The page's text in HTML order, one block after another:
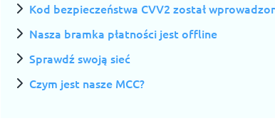
Kod bezpieczeństwa CVV2 został
Nasza bramka płatności jest offline
Sprawdź swoją sieć
Czym jest nasze MCC?